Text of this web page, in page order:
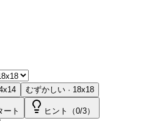
x14 むずかしい · 18x18
ート ヒント（0/3）